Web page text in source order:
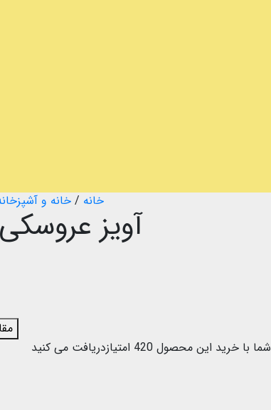
خانه / خانه و
آویز
شما با خرید این محصول 420 امتیازدریافت می کنید